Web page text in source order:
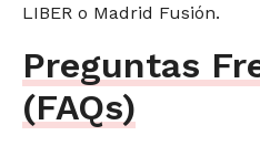
LIBER o Madrid Fusión.
Preguntas
(FAQs)